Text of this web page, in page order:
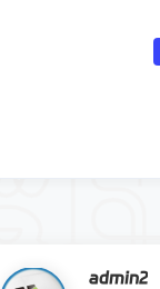
admin2